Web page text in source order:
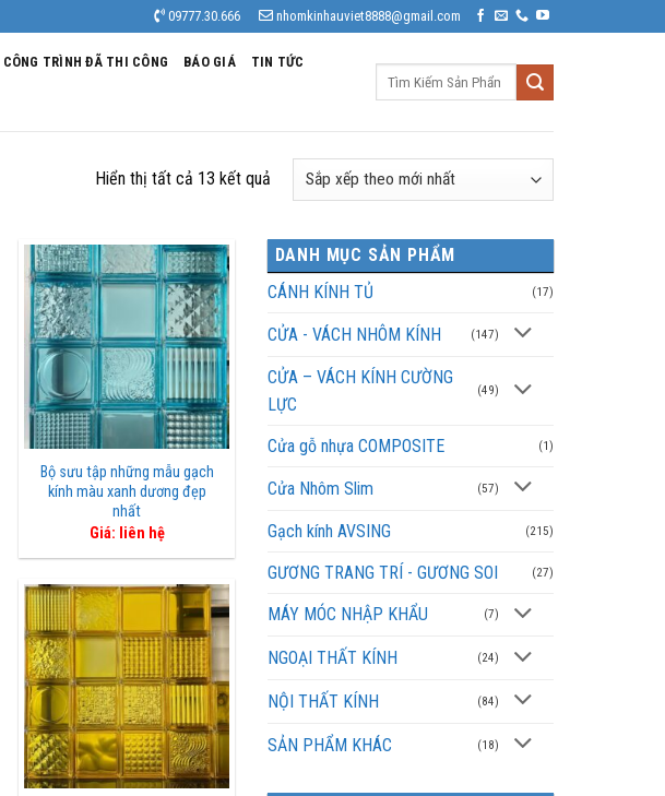
chất lượng. 09777.30.666 nhomkinhauviet8888@gmail.com
CÔNG TRÌNH ĐÃ THI CÔNG BÁO GIÁ TIN TỨC
Hiển thị tất cả 13 kết quảĐã
sắp
theo
mới
Bộ sưu tập những mẫu gạch
kính màu xanh dương đẹp
nhất
Giá: liên hệ
DANH MỤC SẢN PHẨM
CÁNH KÍNH TỦ
(17)
CỬA - VÁCH NHÔM KÍNH (147)
CỬA – VÁCH KÍNH CƯỜNG
LỰC
(49)
Cửa gỗ nhựa COMPOSITE (1)
Cửa Nhôm Slim (57)
Gạch kính AVSING (215)
GƯƠNG TRANG TRÍ - GƯƠNG SOI (27)
MÁY MÓC NHẬP KHẨU (7)
NGOẠI THẤT KÍNH (24)
NỘI THẤT KÍNH (84)
SẢN PHẨM KHÁC (18)